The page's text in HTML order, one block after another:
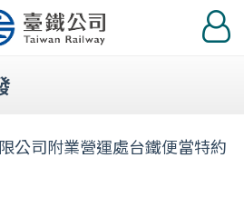
登
入
公司附業營運處台鐵便當特約